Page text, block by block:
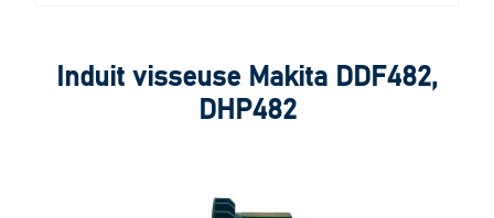
Induit visseuse Makita DDF482,
DHP482